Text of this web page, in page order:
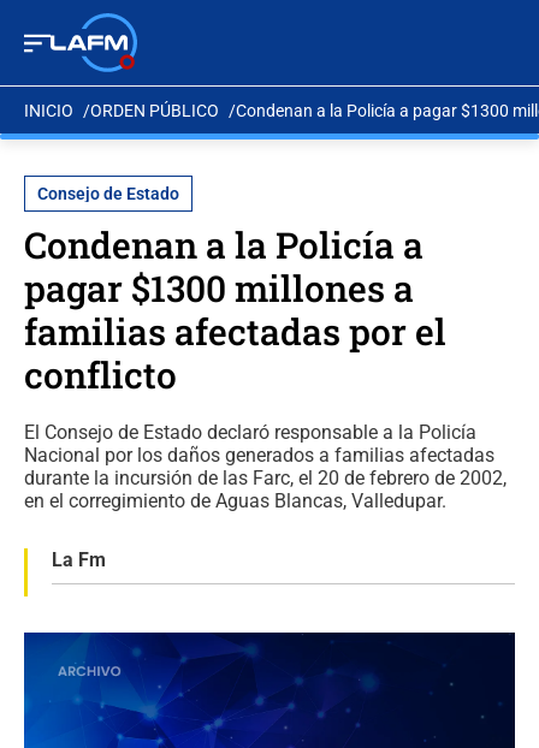
INICIO ORDEN PÚBLICO Condenan a la Policía a pagar $1300
Consejo de Estado
Condenan a la Policía a
pagar $1300 millones a
familias afectadas por el
conflicto
El Consejo de Estado declaró responsable a la Policía
Nacional por los daños generados a familias afectadas
durante la incursión de las Farc, el 20 de febrero de 2002,
en el corregimiento de Aguas Blancas, Valledupar.
La Fm